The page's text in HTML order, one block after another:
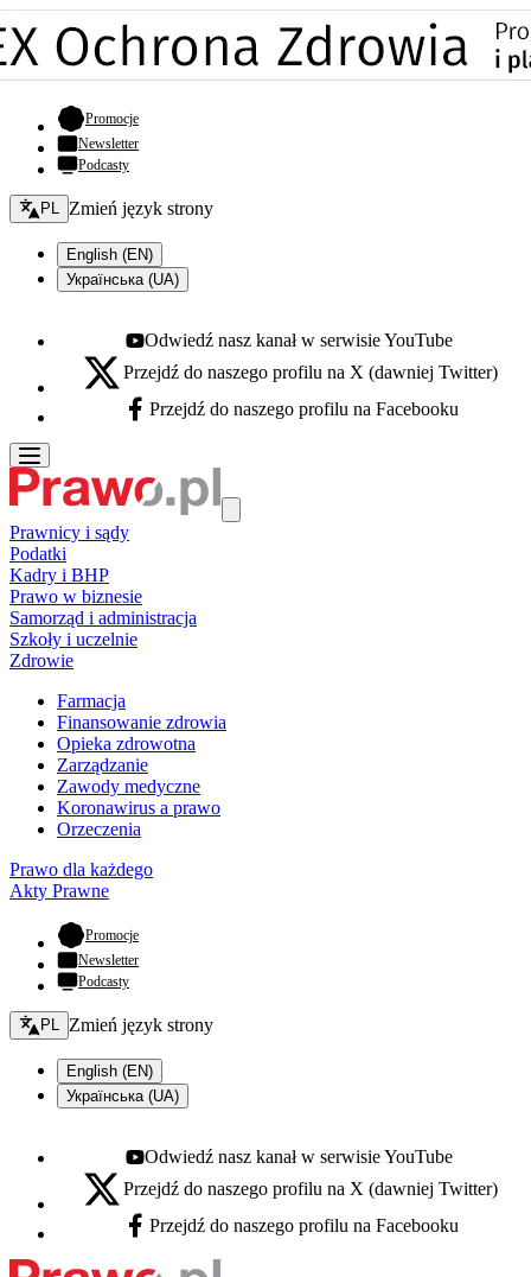
Promocje- otwiera się w nowej karcie
Newsletter
Podcasty
Zmień język - bieżący:
PL Zmień język strony
English (EN)
Українська (UA)
Youtube - otwiera się w nowej karcie
Odwiedź nasz kanał w serwisie YouTube
X - otwiera się w nowej karcie
Przejdź do naszego profilu na X (dawniej Twitter)
Facebook - otwiera się w nowej karcie
Przejdź do naszego profilu na Facebooku
Prawnicy i sądy
Podatki
Kadry i BHP
Prawo w biznesie
Samorząd i administracja
Szkoły i uczelnie
Zdrowie
Farmacja
Finansowanie zdrowia
Opieka zdrowotna
Zarządzanie
Zawody medyczne
Koronawirus a prawo
Orzeczenia
Prawo dla każdego
Akty Prawne
Promocje- otwiera się w nowej karcie
Newsletter
Podcasty
Zmień język - bieżący:
PL Zmień język strony
English (EN)
Українська (UA)
Youtube - otwiera się w nowej karcie
Odwiedź nasz kanał w serwisie YouTube
X - otwiera się w nowej karcie
Przejdź do naszego profilu na X (dawniej Twitter)
Facebook - otwiera się w nowej karcie
Przejdź do naszego profilu na Facebooku